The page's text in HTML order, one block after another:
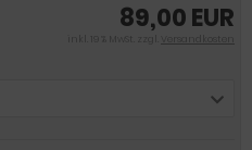
89,00 EUR
inkl. 19 % MwSt. zzgl. Versandkosten